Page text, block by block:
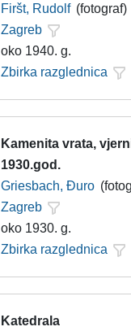
Firšt, Rudolf (fotograf)
Zagreb
oko 1940. g.
Zbirka razglednica
Kamenita vrata,
1930.god.
Griesbach, Đuro
Zagreb
oko 1930. g.
Zbirka razglednica
Katedrala